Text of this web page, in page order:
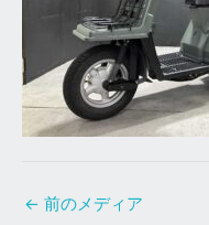
← 前のメディア